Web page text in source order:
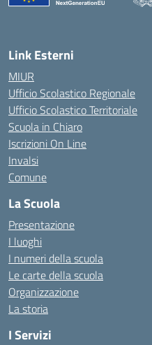
Link Esterni
MIUR
Ufficio Scolastico Regionale
Ufficio Scolastico Territoriale
Scuola in Chiaro
Iscrizioni On Line
Invalsi
Comune
La Scuola
Presentazione
I luoghi
I numeri della scuola
Le carte della scuola
Organizzazione
La storia
I Servizi